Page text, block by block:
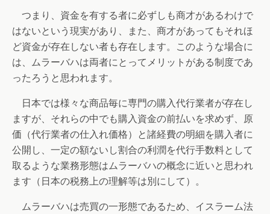
つまり、資金を有する者に必ずしも商才があるわけで
はないという現実があり、また、商才があってもそれほ
ど資金が存在しない者も存在します。このような場合に
は、ムラーバハは両者にとってメリットがある制度であ
ったろうと思われます。
日本では様々な商品毎に専門の購入代行業者が存在し
ますが、それらの中でも購入資金の前払いを求めず、原
価（代行業者の仕入れ価格）と諸経費の明細を購入者に
公開し、一定の額ないし割合の利潤を代行手数料として
取るような業務形態はムラーバハの概念に近いと思われ
ます（日本の税務上の理解等は別にして）。
ムラーバハは売買の一形態であるため、イスラーム法